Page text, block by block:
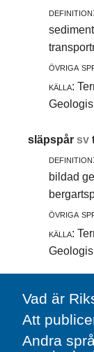
definition:
övriga
källa:
släpspårsv
definition:
bildad
övriga
källa:
Vad är
Att
Andra